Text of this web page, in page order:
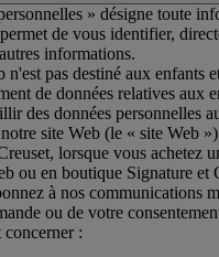
» désigne toute
de vous identifier,
informations.
n'est pas destiné aux enfants
de données relatives aux
des données personnelles
site Web (le « site Web
lorsque vous achetez
ou en boutique Signature et
à nos communications
ou de votre
concerner :